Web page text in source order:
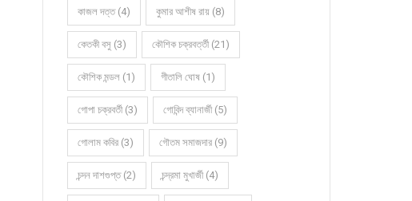
কাজল দত্ত (4) কুমার আশীষ রায় (8)
কেতকী বসু (3) কৌশিক চক্রবর্ত্তী (21)
কৌশিক মন্ডল (1) গীতালি ঘোষ (1)
গোপা চক্রবর্তী (3) গোবিন্দ ব্যানার্জী (5)
গোলাম কবির (3) গৌতম সমাজদার (9)
চন্দন দাশগুপ্ত (2) চন্দ্রমা মুখার্জী (4)